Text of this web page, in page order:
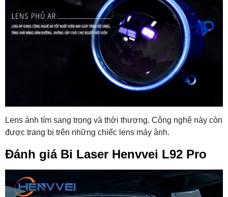
Lens ánh tím sang trọng và thời thượng. Công nghệ này còn
được trang bị trên những chiếc lens máy ảnh.
Đánh giá Bi Laser Henvvei L92 Pro